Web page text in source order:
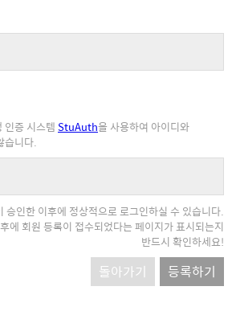
인증 시스템StuAuth을 사용하여 아이디와
습니다.
승인한 이후에 정상적으로 로그인하실 수 있습니다.
에 회원 등록이 접수되었다는 페이지가 표시되는지
반드시 확인하세요!
돌아가기 등록하기